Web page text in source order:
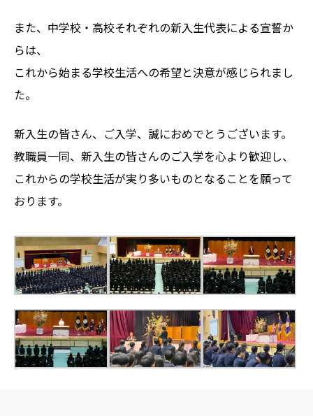
また、中学校・高校それぞれの新入生代表による宣誓か
らは、
これから始まる学校生活への希望と決意が感じられまし
た。
新入生の皆さん、ご入学、誠におめでとうございます。
教職員一同、新入生の皆さんのご入学を心より歓迎し、
これからの学校生活が実り多いものとなることを願って
おります。